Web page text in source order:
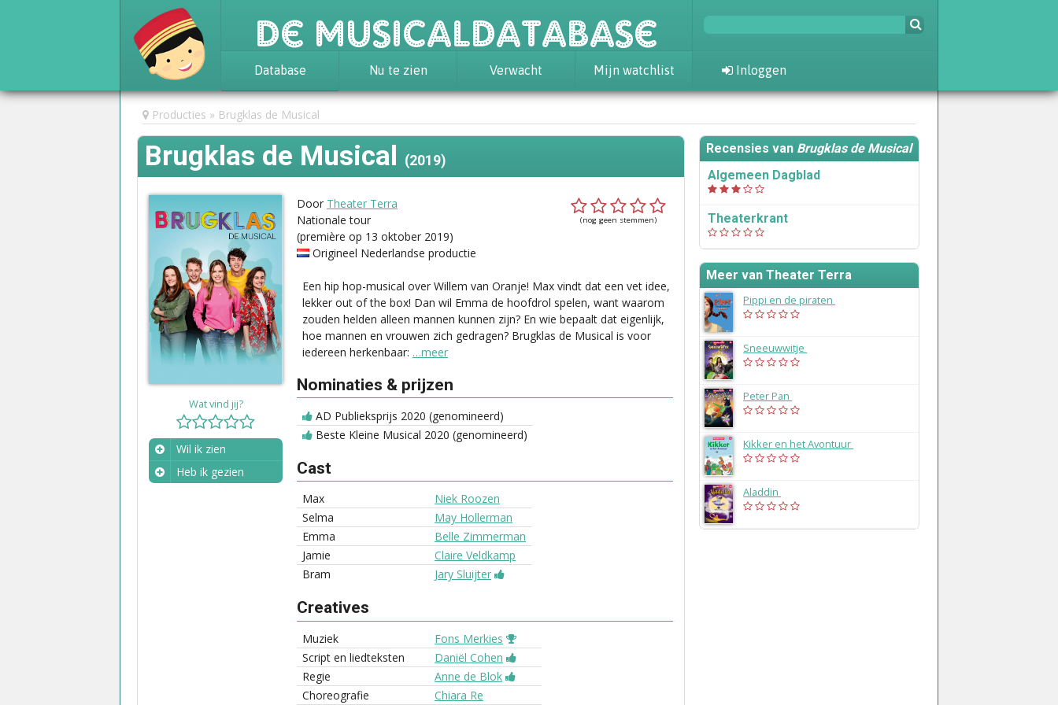
De Musicaldatabase
Database
Achtergrond
Awards
Statistieken
Nu te zien Verwacht Mijn watchlist Inloggen
Producties Brugklas de Musical
Brugklas de Musical (2019)
Wat vind jij?
Wil ik zien
Heb ik gezien
(nog geen stemmen)
Door Theater Terra
Nationale tour
(première op 13 oktober 2019)
Origineel Nederlandse productie
Een hip hop-musical over Willem van Oranje! Max vindt dat een vet idee,
lekker out of the box! Dan wil Emma de hoofdrol spelen, want waarom
zouden helden alleen mannen kunnen zijn? En wie bepaalt dat eigenlijk,
hoe mannen en vrouwen zich gedragen? Brugklas de Musical is voor
iedereen herkenbaar: …meer
Nominaties & prijzen
AD Publieksprijs 2020 (genomineerd)
Beste Kleine Musical 2020 (genomineerd)
Cast
Max
Niek Roozen
Selma
May Hollerman
Emma
Belle Zimmerman
Jamie
Claire Veldkamp
Bram
Jary Sluijter
Creatives
Muziek
Fons Merkies
Script en liedteksten
Daniël Cohen
Regie
Anne de Blok
Choreografie
Chiara Re
Recensies van Brugklas de Musical
Algemeen Dagblad
Theaterkrant
Meer van Theater Terra
Pippi en de piraten
Sneeuwwitje
Peter Pan
Kikker en het Avontuur
Aladdin